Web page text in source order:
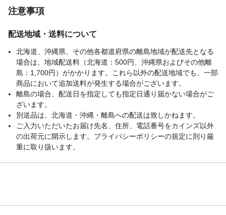
注意事項
配送地域・送料について
北海道、沖縄県、その他各都道府県の離島地域が配送先となる
場合は、地域配送料（北海道：500円、沖縄県およびその他離
島：1,700円）がかかります。これら以外の配送地域でも、一部
商品において追加送料が発生する場合がございます。
離島の場合、配送日を指定しても指定日通り届かない場合がご
ざいます。
別送品は、北海道・沖縄・離島への配送は致しかねます。
ご入力いただいたお届け先名、住所、電話番号をカインズ以外
の出荷元に開示します。プライバシーポリシーの規定に則り厳
重に取り扱います。